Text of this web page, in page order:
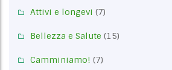
Attivi e longevi (7)
Bellezza e Salute (15)
Camminiamo! (7)